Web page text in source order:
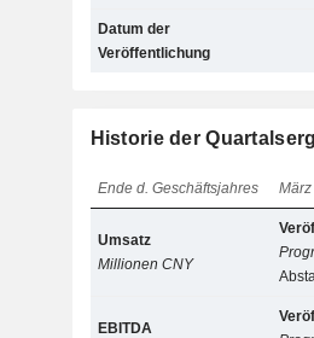
Datum der
Veröffentlichung
Historie der
Ende d. Geschäftsjahres März
Umsatz
Millionen CNY
EBITDA